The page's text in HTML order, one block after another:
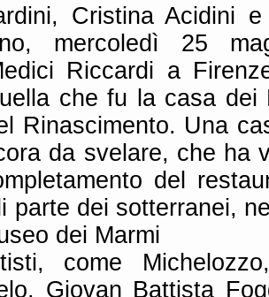
Cristina Acidini
mercoledì 25
Riccardi a
che fu la casa dei
Rinascimento. Una
da svelare, che ha
del
parte dei sotterranei,
dei Marmi
come
Giovan Battista